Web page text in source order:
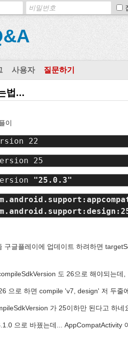
사용자 질문하기
법...
이
22
25
구글플레이에 업데이트 하려하면
도 26으로 해야되는데,
으로 하면 compile 'v7, design' 저 두줄
가 25이하만 된다고 하네
으로 바꿨는데... AppCompatActivity